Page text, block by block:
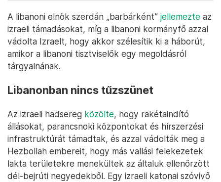
A libanoni elnök szerdán „barbárként” jellemezte az
izraeli támadásokat, míg a libanoni kormányfő azzal
vádolta Izraelt, hogy akkor szélesítik ki a háborút,
amikor a libanoni tisztviselők egy megoldásról
tárgyalnának.
Libanonban nincs tűzszünet
Az izraeli hadsereg közölte, hogy rakétaindító
állásokat, parancsnoki központokat és hírszerzési
infrastruktúrát támadtak, és azzal vádolták meg a
Hezbollah embereit, hogy más vallási felekezetek
lakta területekre menekültek az általuk ellenőrzött
dél-bejrúti negyedekből. Egy izraeli katonai szóvivő